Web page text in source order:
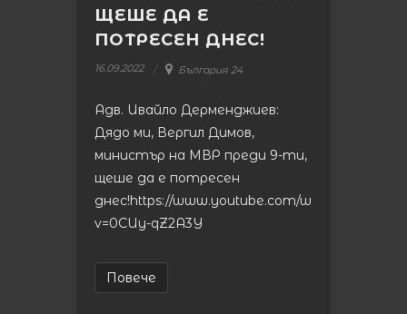
ЩЕШЕ ДА Е
ПОТРЕСЕН ДНЕС!
16.09.2022 България 24
Адв. Ивайло Дерменджиев:
Дядо ми, Вергил Димов,
министър на МВР преди 9-ти,
щеше да е потресен
днес!https://www.youtube.com/watch?
v=0CUy-qZ2A3Y
Повече